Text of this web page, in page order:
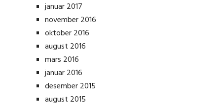
januar 2017
november 2016
oktober 2016
august 2016
mars 2016
januar 2016
desember 2015
august 2015